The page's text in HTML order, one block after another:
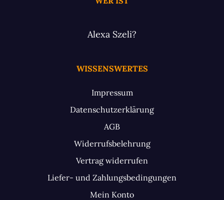
Alexa Szeli?
WISSENSWERTES
Impressum
Datenschutzerklärung
AGB
Widerrufsbelehrung
Vertrag widerrufen
Liefer- und Zahlungsbedingungen
Mein Konto